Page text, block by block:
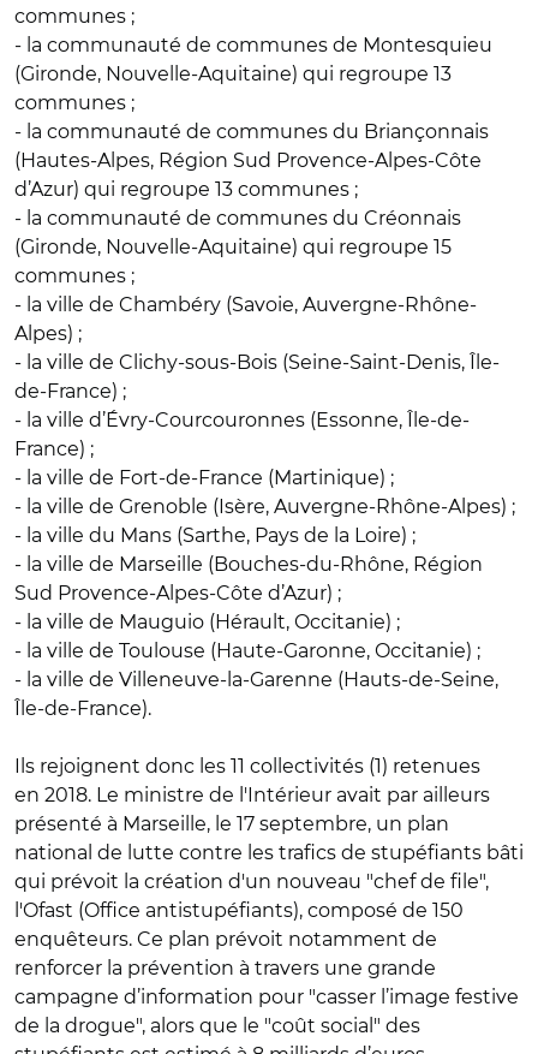
communes ;
- la communauté de communes de Montesquieu
(Gironde, Nouvelle-Aquitaine) qui regroupe 13
communes ;
- la communauté de communes du Briançonnais
(Hautes-Alpes, Région Sud Provence-Alpes-Côte
d’Azur) qui regroupe 13 communes ;
- la communauté de communes du Créonnais
(Gironde, Nouvelle-Aquitaine) qui regroupe 15
communes ;
- la ville de Chambéry (Savoie, Auvergne-Rhône-
Alpes) ;
- la ville de Clichy-sous-Bois (Seine-Saint-Denis, Île-
de-France) ;
- la ville d’Évry-Courcouronnes (Essonne, Île-de-
France) ;
- la ville de Fort-de-France (Martinique) ;
- la ville de Grenoble (Isère, Auvergne-Rhône-Alpes) ;
- la ville du Mans (Sarthe, Pays de la Loire) ;
- la ville de Marseille (Bouches-du-Rhône, Région
Sud Provence-Alpes-Côte d’Azur) ;
- la ville de Mauguio (Hérault, Occitanie) ;
- la ville de Toulouse (Haute-Garonne, Occitanie) ;
- la ville de Villeneuve-la-Garenne (Hauts-de-Seine,
Île-de-France).
Ils rejoignent donc les 11 collectivités (1) retenues
en 2018. Le ministre de l'Intérieur avait par ailleurs
présenté à Marseille, le 17 septembre, un plan
national de lutte contre les trafics de stupéfiants bâti
qui prévoit la création d'un nouveau "chef de file",
l'Ofast (Office antistupéfiants), composé de 150
enquêteurs. Ce plan prévoit notamment de
renforcer la prévention à travers une grande
campagne d’information pour "casser l’image festive
de la drogue", alors que le "coût social" des